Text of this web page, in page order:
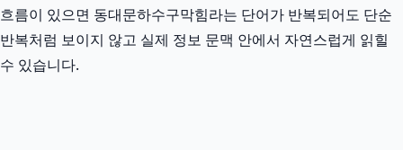
흐름이 있으면 동대문하수구막힘라는 단어가 반복되어도 단순
반복처럼 보이지 않고 실제 정보 문맥 안에서 자연스럽게 읽힐
수 있습니다.